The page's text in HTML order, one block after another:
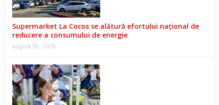
Supermarket La Cocos se alătură efortului național de
reducere a consumului de energie
august 05, 2026